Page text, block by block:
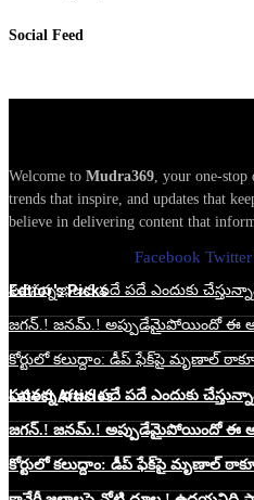
Social Feed
Welcome to Mudra369, your one-stop
trends that inspire, and updates that
believe in delivering content that
Facebook Twitter
Edtior's Picks
పవనన్న భజన పదే పదే ఎందుకు
జగన్.! జనమ్.! అప్పుడేమైపోయిందో ఈ
కోర్టులో కలుద్దాం: డీప్ ఫేక్‌పై మృణాల్
Latest Articles
పవనన్న భజన పదే పదే ఎందుకు
జగన్.! జనమ్.! అప్పుడేమైపోయిందో ఈ
కోర్టులో కలుద్దాం: డీప్ ఫేక్‌పై మృణాల్